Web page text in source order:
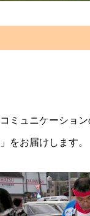
ミュニケーショ
をお届けします。